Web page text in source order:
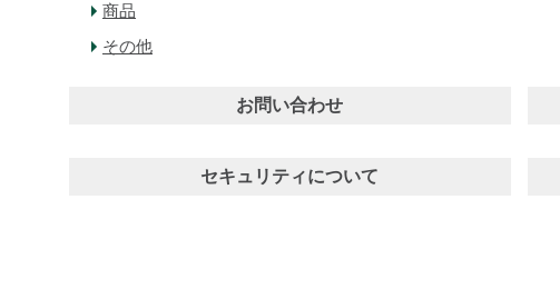
商品
その他
お問い合わせ
セキュリティについて